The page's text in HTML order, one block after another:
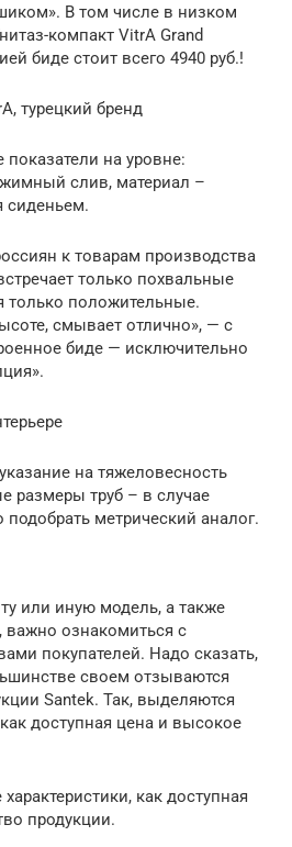
В том числе в низком
компакт VitrА Grand
биде стоит всего 4940 руб.!
турецкий бренд
на уровне:
слив, материал –
сиденьем.
к товарам производства
только похвальные
только положительные.
смывает отлично», — с
биде — исключительно
на тяжеловесность
размеры труб – в случае
метрический аналог.
или иную модель, а также
важно ознакомиться с
покупателей. Надо сказать,
своем отзываются
Santek. Так, выделяются
доступная цена и высокое
как доступная
продукции.